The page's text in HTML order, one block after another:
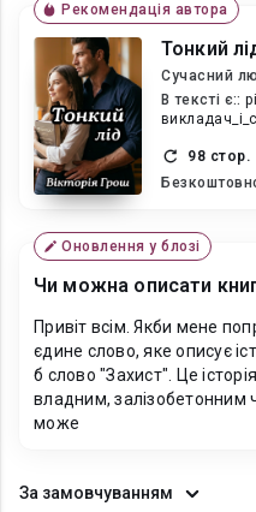
Рекомендація автора
Тонкий
Сучасний
еротика
В текcті є:: різниця у віці, забороненекохання,
98 стор.
Оновлення у блозі
Чи можна описати
Привіт всім. Якби мене
єдине слово, яке описує
б слово "Захист". Це
владним, залізобетонним
може
За замовчуванням